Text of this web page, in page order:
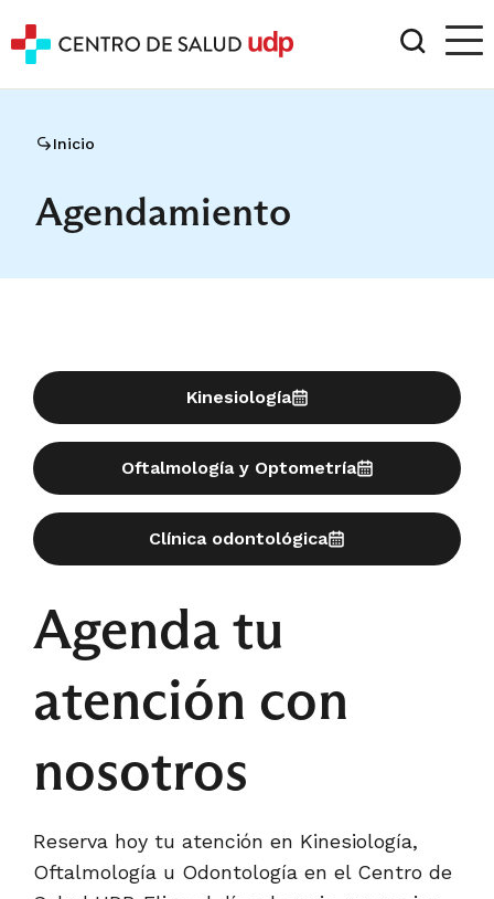
Inicio
Agendamiento
Kinesiología
Oftalmología y Optometría
Clínica odontológica
Agenda tu
atención con
nosotros
Reserva hoy tu atención en Kinesiología,
Oftalmología u Odontología en el Centro de